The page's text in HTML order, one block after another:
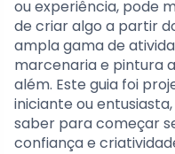
ou experiência, pode
de criar algo a partir
ampla gama de
marcenaria e pintura
além. Este guia foi
iniciante ou
saber para começar
confiança e